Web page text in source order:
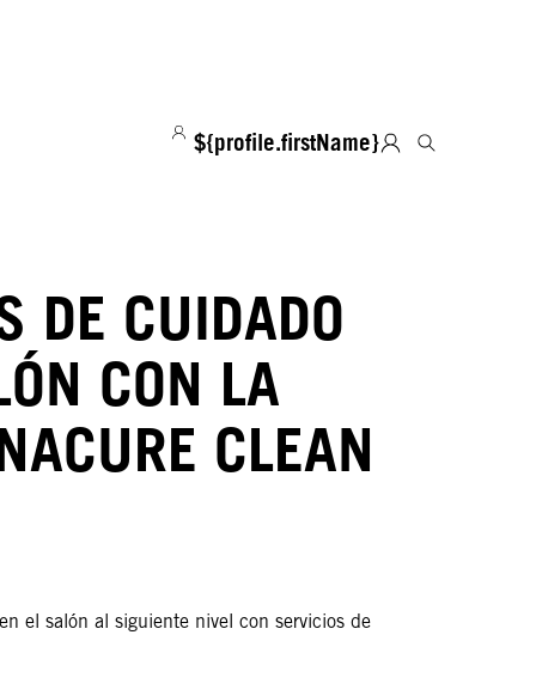
${profile.firstName}
DE CUIDADO
CON LA
CLEAN
el salón al siguiente nivel con servicios de